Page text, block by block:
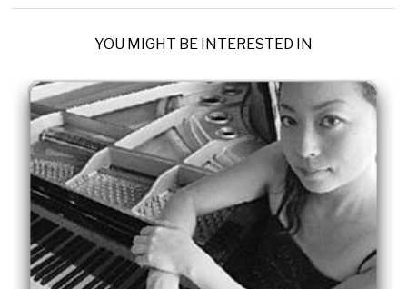
YOU MIGHT BE INTERESTED IN